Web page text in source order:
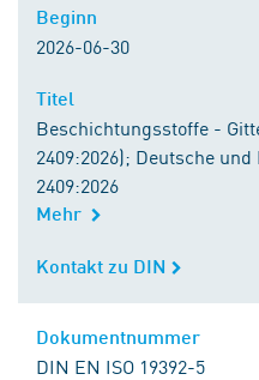
Beginn
2026-06-30
Titel
Beschichtungsstoffe -
2409:2026); Deutsche
2409:2026
Mehr
Kontakt zu DIN
Kontakt zu DIN
Dokumentnummer
DIN EN ISO 19392-5